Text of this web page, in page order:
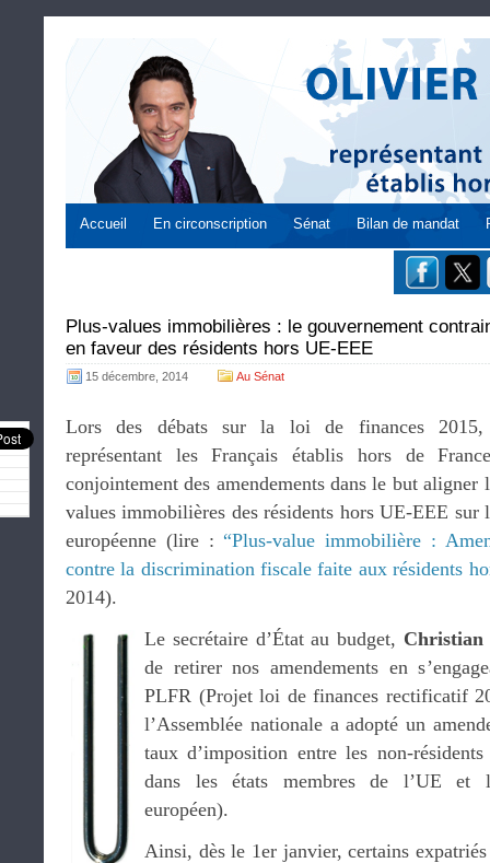
Accueil En circonscription Sénat Bilan de mandat
Plus-values immobilières : le gouvernement
en faveur des résidents hors UE-EEE
15 décembre, 2014 Au Sénat
Lors des débats sur la loi de finances
représentant les Français établis hors de
conjointement des amendements dans le but
values immobilières des résidents hors UE-EEE sur
européenne (lire : “Plus-value immobilière :
contre la discrimination fiscale faite aux résidents
2014).
Le secrétaire d’État au budget, Christian
de retirer nos amendements en
PLFR (Projet loi de finances rectificatif
l’Assemblée nationale a adopté un
taux d’imposition entre les non-
dans les états membres de l’UE et
européen).
Ainsi, dès le 1er janvier, certains